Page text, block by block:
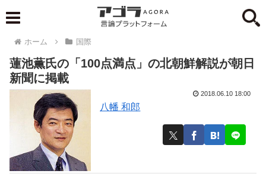
ホーム 国際
蓮池薫氏の「100点満点」の北朝鮮解説が朝日
新聞に掲載
八幡 和郎
2018.06.10 18:00